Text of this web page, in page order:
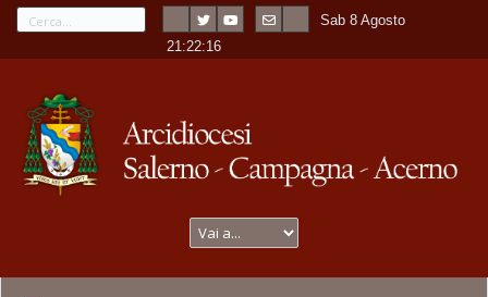
Sab 8 Agosto
-21:22:16